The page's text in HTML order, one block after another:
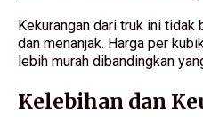
Kekurangan dari truk ini
dan menanjak. Harga per
lebih murah dibandingkan
Kelebihan dan